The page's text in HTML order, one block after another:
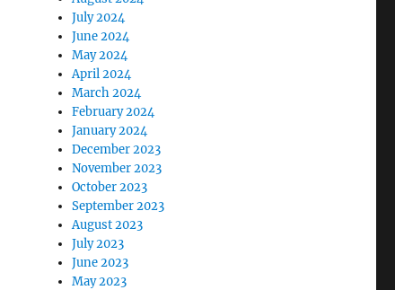
July 2024
June 2024
May 2024
April 2024
March 2024
February 2024
January 2024
December 2023
November 2023
October 2023
September 2023
August 2023
July 2023
June 2023
May 2023